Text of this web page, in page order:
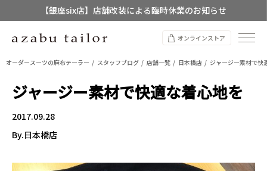
【銀座six店】店舗改装による臨時休業のお知らせ
【店舗限定】レディースオーダースーツ
オンラインストア
オーダースーツの麻布テーラー スタッフブログ 店舗一覧 日本橋店 ジャージー素材で快
ジャージー素材で快適な着心地を
2017.09.28
By.日本橋店